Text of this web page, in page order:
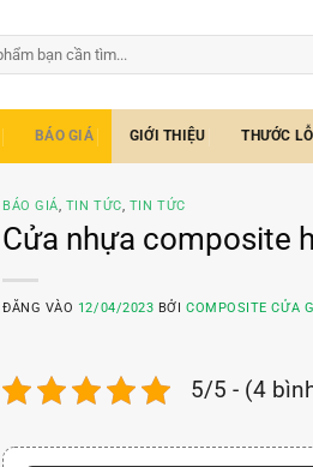
BÁO GIÁ GIỚI THIỆU THƯỚC
BÁO GIÁ, TIN TỨC, TIN TỨC
Cửa nhựa composite
ĐĂNG VÀO 12/04/2023 BỞICOMPOSITE CỬA
5/5 - (4